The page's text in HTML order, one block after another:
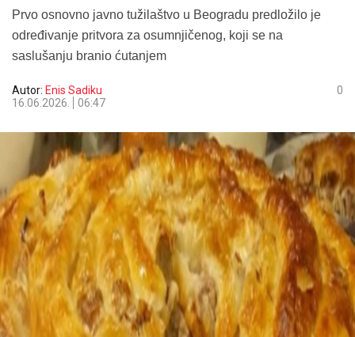
Prvo osnovno javno tužilaštvo u Beogradu predložilo je
određivanje pritvora za osumnjičenog, koji se na
saslušanju branio ćutanjem
Autor: Enis Sadiku
16.06.2026.
06:47
0